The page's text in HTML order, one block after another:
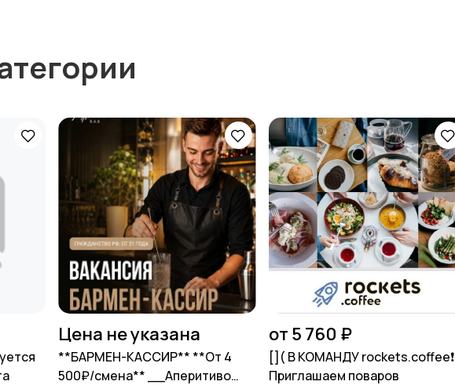
Цена не указана
**БАРМЕН-КАССИР** **От 4
500₽/смена** __Аперитиво
от 5 760 ₽
[​]( В КОМАНДУ rockets.coffee❗️
Приглашаем поваров